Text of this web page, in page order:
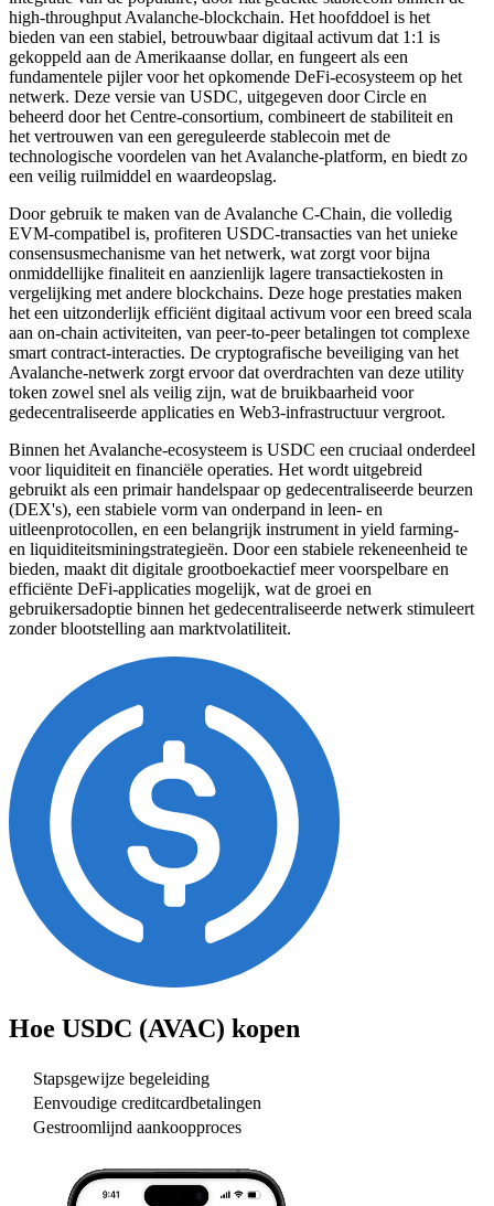
high-throughput Avalanche-blockchain. Het hoofddoel is het
bieden van een stabiel, betrouwbaar digitaal activum dat 1:1 is
gekoppeld aan de Amerikaanse dollar, en fungeert als een
fundamentele pijler voor het opkomende DeFi-ecosysteem op het
netwerk. Deze versie van USDC, uitgegeven door Circle en
beheerd door het Centre-consortium, combineert de stabiliteit en
het vertrouwen van een gereguleerde stablecoin met de
technologische voordelen van het Avalanche-platform, en biedt zo
een veilig ruilmiddel en waardeopslag.
Door gebruik te maken van de Avalanche C-Chain, die volledig
EVM-compatibel is, profiteren USDC-transacties van het unieke
consensusmechanisme van het netwerk, wat zorgt voor bijna
onmiddellijke finaliteit en aanzienlijk lagere transactiekosten in
vergelijking met andere blockchains. Deze hoge prestaties maken
het een uitzonderlijk efficiënt digitaal activum voor een breed scala
aan on-chain activiteiten, van peer-to-peer betalingen tot complexe
smart contract-interacties. De cryptografische beveiliging van het
Avalanche-netwerk zorgt ervoor dat overdrachten van deze utility
token zowel snel als veilig zijn, wat de bruikbaarheid voor
gedecentraliseerde applicaties en Web3-infrastructuur vergroot.
Binnen het Avalanche-ecosysteem is USDC een cruciaal onderdeel
voor liquiditeit en financiële operaties. Het wordt uitgebreid
gebruikt als een primair handelspaar op gedecentraliseerde beurzen
(DEX's), een stabiele vorm van onderpand in leen- en
uitleenprotocollen, en een belangrijk instrument in yield farming-
en liquiditeitsminingstrategieën. Door een stabiele rekeneenheid te
bieden, maakt dit digitale grootboekactief meer voorspelbare en
efficiënte DeFi-applicaties mogelijk, wat de groei en
gebruikersadoptie binnen het gedecentraliseerde netwerk stimuleert
zonder blootstelling aan marktvolatiliteit.
Hoe USDC (AVAC) kopen
Stapsgewijze begeleiding
Eenvoudige creditcardbetalingen
Gestroomlijnd aankoopproces